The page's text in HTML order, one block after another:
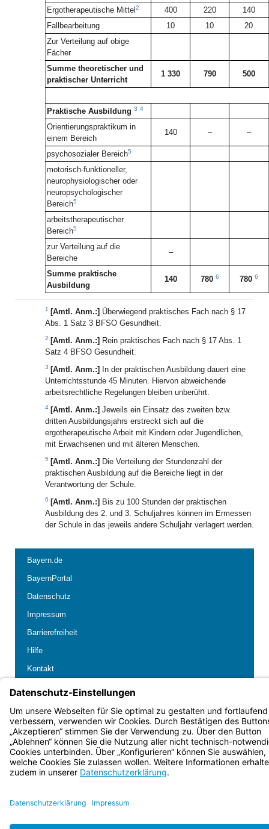
Ergotherapeutische Mittel 2 400 220
140
Fallbearbeitung
10 10
20
Zur Verteilung auf obige
Fächer
Summe theoretischer und
praktischer Unterricht
1 330 790 500
Praktische Ausbildung 3 4
Orientierungspraktikum in
einem Bereich
140 – –
psychosozialer Bereich5
motorisch-funktioneller,
neurophysiologischer oder
neuropsychologischer
Bereich5
arbeitstherapeutischer
Bereich5
zur Verteilung auf die
Bereiche
–
Summe praktische
Ausbildung
140 780 6 780 6
1 [Amtl. Anm.:] Überwiegend praktisches Fach nach § 17
Abs. 1 Satz 3 BFSO Gesundheit.
2 [Amtl. Anm.:] Rein praktisches Fach nach § 17 Abs. 1
Satz 4 BFSO Gesundheit.
3 [Amtl. Anm.:]
In der praktischen Ausbildung dauert eine
Unterrichtsstunde 45 Minuten. Hiervon abweichende
arbeitsrechtliche Regelungen bleiben unberührt.
4 [Amtl. Anm.:] Jeweils ein Einsatz des zweiten bzw.
dritten Ausbildungsjahrs erstreckt sich auf die
ergotherapeutische Arbeit mit Kindern oder Jugendlichen,
mit Erwachsenen und mit älteren Menschen.
5 [Amtl. Anm.:] Die Verteilung der Stundenzahl der
praktischen Ausbildung auf die Bereiche liegt in der
Verantwortung der Schule.
6 [Amtl. Anm.:] Bis zu 100 Stunden der praktischen
Ausbildung des 2. und 3. Schuljahres können im Ermessen
der Schule in das jeweils andere Schuljahr verlagert werden.
Bayern.de
BayernPortal
Datenschutz
Impressum
Barrierefreiheit
Hilfe
Kontakt
Schriftgröße